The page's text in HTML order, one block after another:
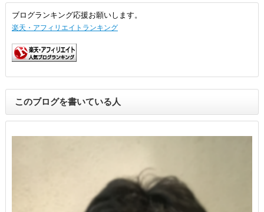
ブログランキング応援お願いします。
楽天・アフィリエイトランキング
このブログを書いている人